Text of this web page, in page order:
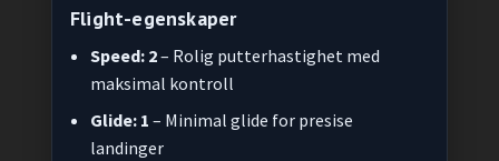
Flight-egenskaper
Speed: 2– Rolig putterhastighet med
maksimal kontroll
Glide: 1 – Minimal glide for presise
landinger